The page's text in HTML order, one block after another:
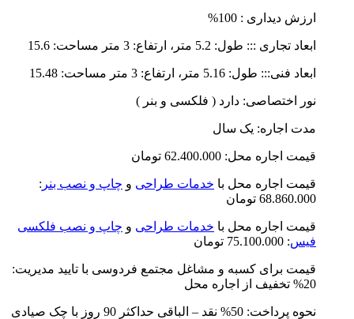
ارزش دیداری : 100%
ابعاد تجاری ::: طول: 5.2 متر، ارتفاع: 3 متر مساحت: 15.6
ابعاد فنی::: طول: 5.16 متر، ارتفاع: 3 متر مساحت: 15.48
نور اختصاصی: دارد ( فلکسی و بنر )
مدت اجاره: یک سال
قیمت اجاره محل: 62.400.000 تومان
قیمت اجاره محل با خدمات طراحی و چاپ و نصب بنر :
68.860.000 تومان
قیمت اجاره محل با خدمات طراحی و چاپ و نصب فلکسی
فیس: 75.100.000 تومان
قیمت برای کسبه و مشاغل مجتمع فردوسی با تایید مدیریت:
20% تخفیف از اجاره محل
نحوه پرداخت: 50% نقد – الباقی حداکثر 90 روز با چک صیادی